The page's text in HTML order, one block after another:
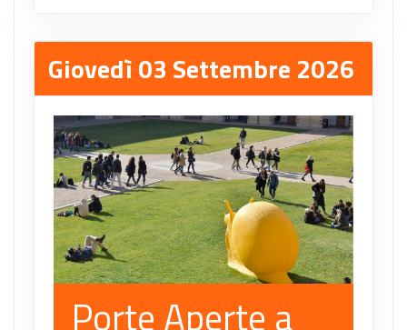
Giovedì 03 Settembre 2026
Porte Aperte a